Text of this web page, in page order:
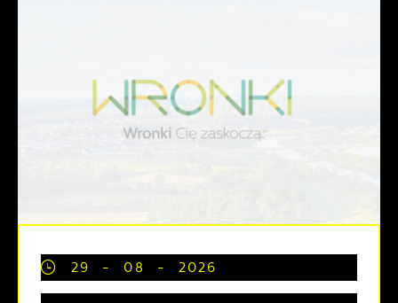
29 - 08 - 2026